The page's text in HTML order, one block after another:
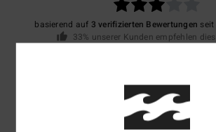
basierend auf 3 verifizierten Bewertungen
33% unserer Kunden empfehlen